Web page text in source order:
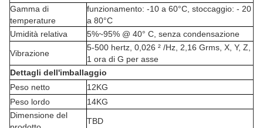
Gamma di
temperature
funzionamento: -10 a 60°C, stoccaggio: - 20
a 80°C
Umidità relativa
5%~95% @ 40° C, senza condensazione
Vibrazione
5-500 hertz, 0,026 ² /Hz, 2,16 Grms, X, Y, Z,
1 ora di G per asse
Dettagli dell'imballaggio
Peso netto
12KG
Peso lordo
14KG
Dimensione del
TBD